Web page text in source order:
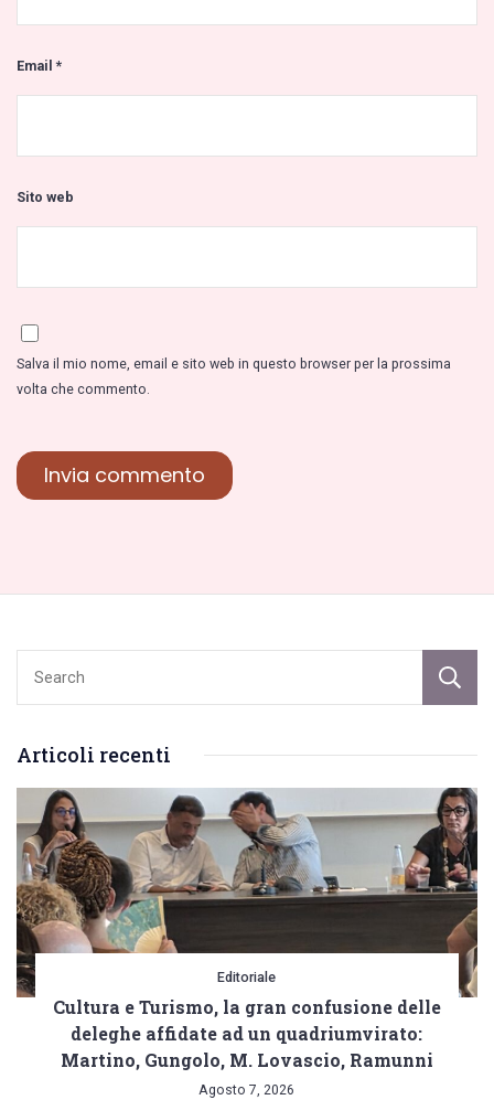
Email*
Sito web
Salva il mio nome, email e sito web in questo browser per la prossima
volta che commento.
Articoli recenti
Editoriale
Cultura e Turismo, la gran confusione delle
deleghe affidate ad un quadriumvirato:
Martino, Gungolo, M. Lovascio, Ramunni
Agosto 7, 2026